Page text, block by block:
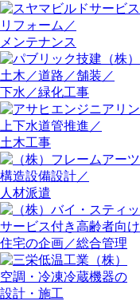
リフォーム／
メンテナンス
土木／道路／舗装／
下水／緑化工事
上下水道管推進／
土木工事
構造設備設計／
人材派遣
サービス付き高齢者向け
住宅の企画／総合管理
空調・冷凍冷蔵機器の
設計・施工